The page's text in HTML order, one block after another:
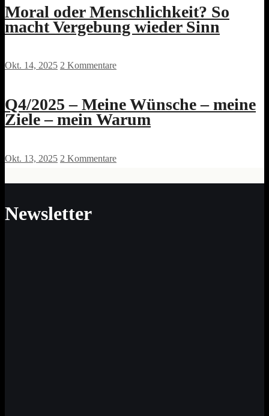
Moral oder Menschlichkeit? So
macht Vergebung wieder Sinn
Okt. 14, 2025 2 Kommentare
Q4/2025 – Meine Wünsche – meine
Ziele – mein Warum
Okt. 13, 2025 2 Kommentare
Newsletter